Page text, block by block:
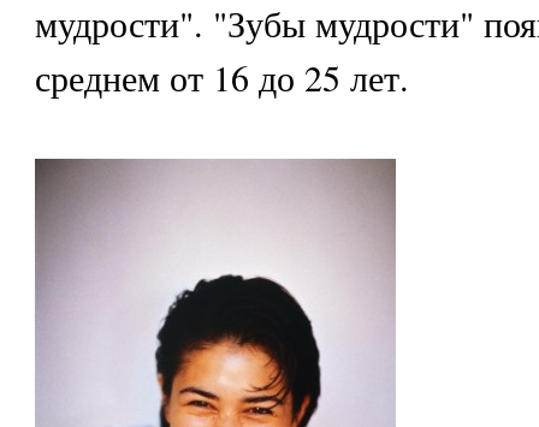
мудрости". "Зубы мудрости"
среднем от 16 до 25 лет.